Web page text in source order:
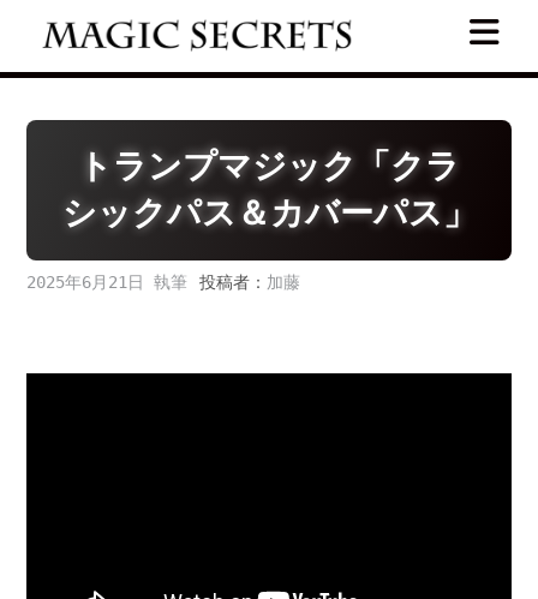
トランプマジック「クラ
シックパス＆カバーパス」
2025年6月21日 投稿者： 加藤